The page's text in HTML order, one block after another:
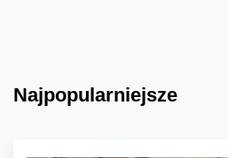
Najpopularniejsze